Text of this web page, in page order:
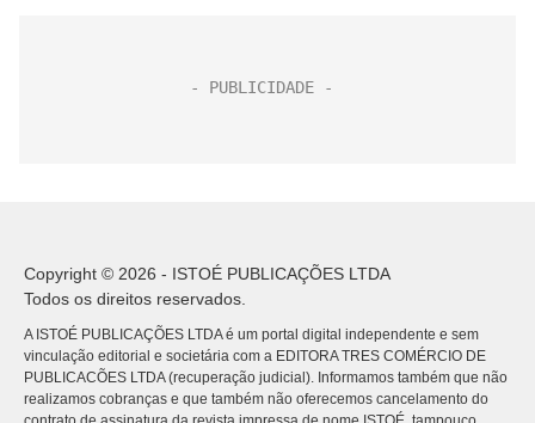
Copyright © 2026 - ISTOÉ PUBLICAÇÕES LTDA
Todos os direitos reservados.
A ISTOÉ PUBLICAÇÕES LTDA é um portal digital independente e sem
vinculação editorial e societária com a EDITORA TRES COMÉRCIO DE
PUBLICACÕES LTDA (recuperação judicial). Informamos também que não
realizamos cobranças e que também não oferecemos cancelamento do